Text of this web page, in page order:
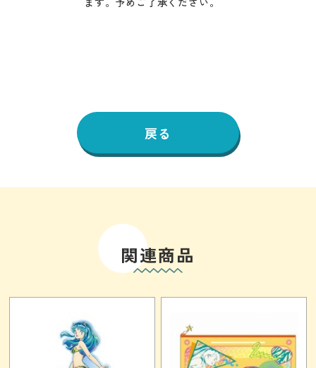
戻る
関連商品